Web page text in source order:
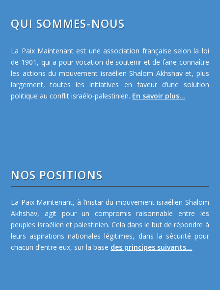
QUI SOMMES-NOUS
La Paix Maintenant est une association française selon la loi
de 1901, qui a pour vocation de soutenir et de faire connaître
les actions du mouvement israélien Shalom Akhshav et, plus
largement, toutes les initiatives en faveur d’une solution
politique au conflit israélo-palestinien. En savoir plus...
NOS POSITIONS
La Paix Maintenant, à l’instar du mouvement israélien Shalom
Akhshav, agit pour un compromis raisonnable entre les
peuples israélien et palestinien. Cela dans le but de répondre à
leurs aspirations nationales légitimes, dans la sécurité pour
chacun d’entre eux, sur la base des principes suivants...